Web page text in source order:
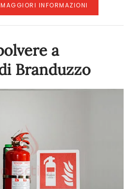
INFORMAZIONI
a
Branduzzo